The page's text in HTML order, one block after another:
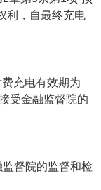
利，自最终充电
充电有效期为
受金融监督院的
督院的监督和检